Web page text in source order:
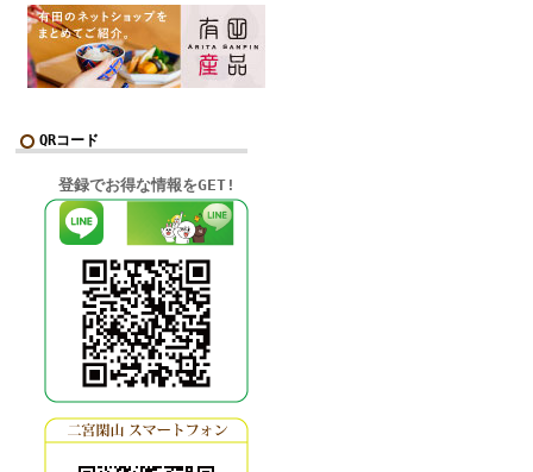
QRコード
登録でお得な情報をGET!